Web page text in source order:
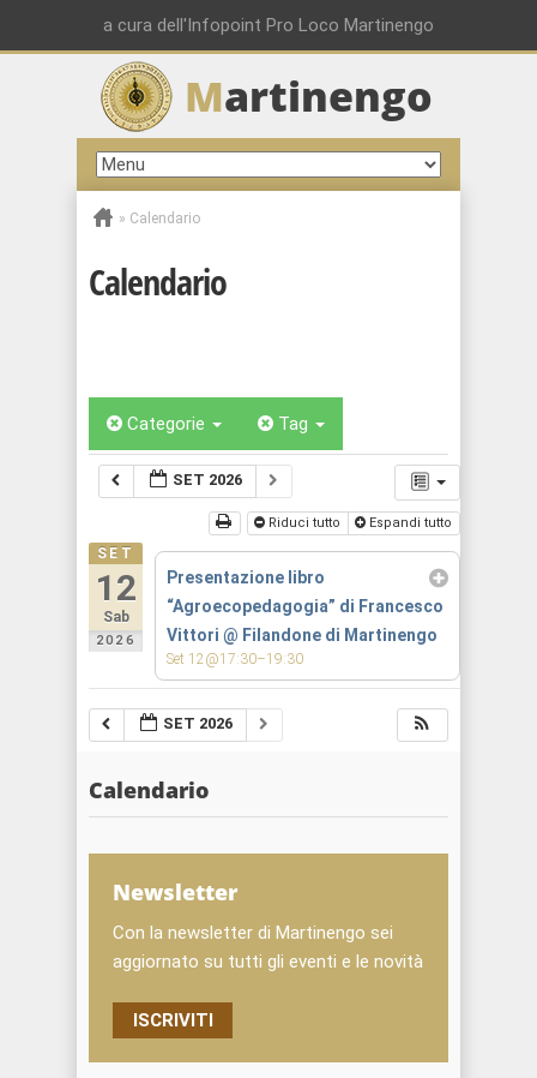
a cura dell'Infopoint Pro Loco Martinengo
Martinengo
» Calendario
Calendario
Categorie Tag
SET 2026
Riduci tutto Espandi tutto
SET
12
Sab
2026
Presentazione libro
“Agroecopedagogia” di Francesco
Vittori @ Filandone di Martinengo
Set 12@17:30–19:30
SET 2026
Calendario
Newsletter
Con la newsletter di Martinengo sei
aggiornato su tutti gli eventi e le novità
ISCRIVITI